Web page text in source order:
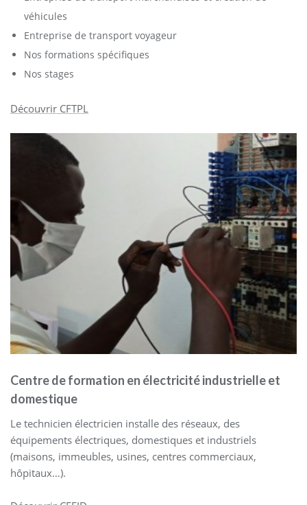
véhicules
Entreprise de transport voyageur
Nos formations spécifiques
Nos stages
Découvrir CFTPL
Centre de formation en électricité industrielle et
domestique
Le technicien électricien installe des réseaux, des
équipements électriques, domestiques et industriels
(maisons, immeubles, usines, centres commerciaux,
hôpitaux…).